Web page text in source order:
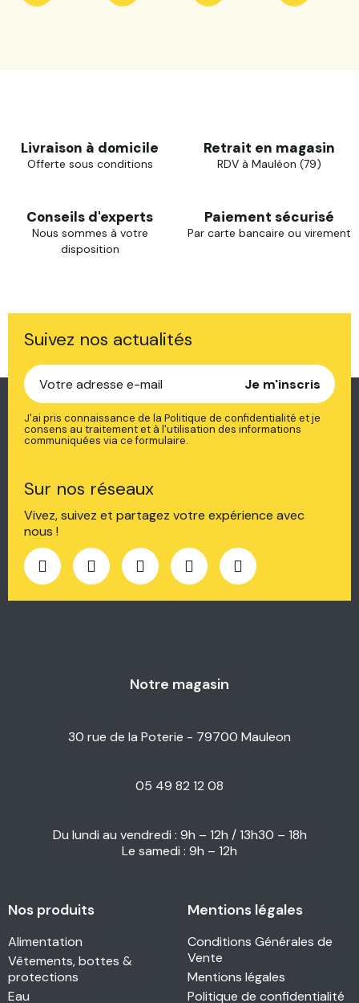
Livraison à domicile
Offerte sous conditions
Retrait en magasin
RDV à Mauléon (79)
Conseils d'experts
Nous sommes à votre
disposition
Paiement sécurisé
Par carte bancaire ou virement
Suivez nos actualités
Je m'inscris
J'ai pris connaissance de la Politique de confidentialité et je
consens au traitement et à l'utilisation des informations
communiquées via ce formulaire.
Sur nos réseaux
Vivez, suivez et partagez votre expérience avec
nous !
Notre magasin
30 rue de la Poterie - 79700 Mauleon
05 49 82 12 08
Du lundi au vendredi : 9h – 12h / 13h30 – 18h
Le samedi : 9h – 12h
Nos produits
Alimentation
Vêtements, bottes &
protections
Eau
Mentions légales
Conditions Générales de
Vente
Mentions légales
Politique de confidentialité